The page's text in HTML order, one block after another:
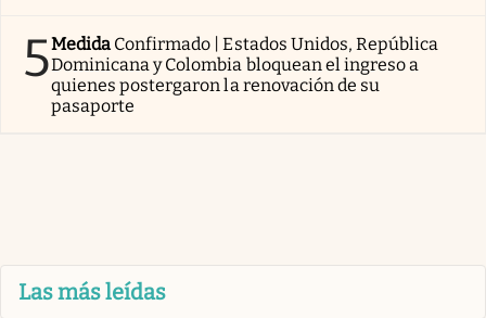
5Medida Confirmado | Estados Unidos, República
Dominicana y Colombia bloquean el ingreso a
quienes postergaron la renovación de su
pasaporte
Las más leídas